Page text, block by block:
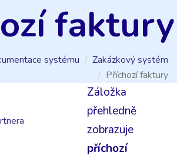
faktury
systému
Zakázkový systém
Příchozí faktury
Záložka
přehledně
zobrazuje
příchozí